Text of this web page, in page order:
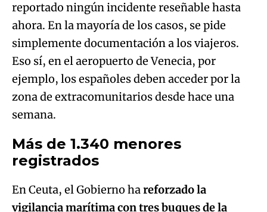
reportado ningún incidente reseñable hasta
ahora. En la mayoría de los casos, se pide
simplemente documentación a los viajeros.
Eso sí, en el aeropuerto de Venecia, por
ejemplo, los españoles deben acceder por la
zona de extracomunitarios desde hace una
semana.
Más de 1.340 menores
registrados
En Ceuta, el Gobierno hareforzado la
vigilancia marítima con tres buques de la